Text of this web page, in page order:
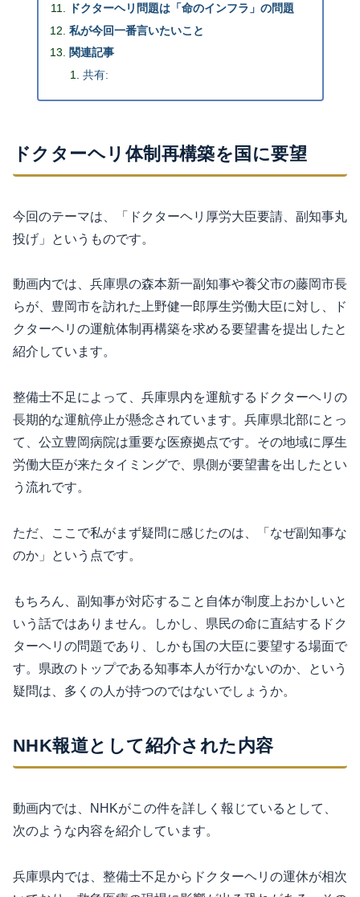
ドクターヘリ問題は「命のインフラ」の問題
私が今回一番言いたいこと
関連記事
共有:
ドクターヘリ体制再構築を国に要望
今回のテーマは、「ドクターヘリ厚労大臣要請、副知事丸
投げ」というものです。
動画内では、兵庫県の森本新一副知事や養父市の藤岡市長
らが、豊岡市を訪れた上野健一郎厚生労働大臣に対し、ド
クターヘリの運航体制再構築を求める要望書を提出したと
紹介しています。
整備士不足によって、兵庫県内を運航するドクターヘリの
長期的な運航停止が懸念されています。兵庫県北部にとっ
て、公立豊岡病院は重要な医療拠点です。その地域に厚生
労働大臣が来たタイミングで、県側が要望書を出したとい
う流れです。
ただ、ここで私がまず疑問に感じたのは、「なぜ副知事な
のか」という点です。
もちろん、副知事が対応すること自体が制度上おかしいと
いう話ではありません。しかし、県民の命に直結するドク
ターヘリの問題であり、しかも国の大臣に要望する場面で
す。県政のトップである知事本人が行かないのか、という
疑問は、多くの人が持つのではないでしょうか。
NHK報道として紹介された内容
動画内では、NHKがこの件を詳しく報じているとして、
次のような内容を紹介しています。
兵庫県内では、整備士不足からドクターヘリの運休が相次